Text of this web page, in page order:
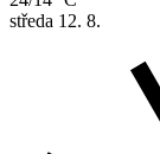
středa 12. 8.